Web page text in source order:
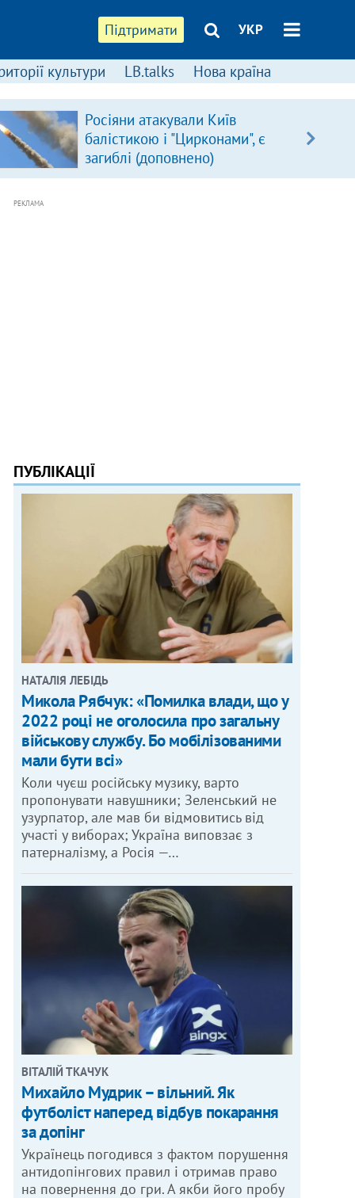
Підтримати УКР
культури LB.talks Нова країна
Росіяни атакували Київ
балістикою і "Цирконами", є
загиблі (доповнено)
РЕКЛАМА
ПУБЛІКАЦІЇ
НАТАЛІЯ ЛЕБІДЬ
Микола Рябчук: «Помилка влади, що у
2022 році не оголосила про загальну
військову службу. Бо мобілізованими
мали бути всі»
Коли чуєш російську музику, варто
пропонувати навушники; Зеленський не
узурпатор, але мав би відмовитись від
участі у виборах; Україна виповзає з
патерналізму, а Росія —…
ВІТАЛІЙ ТКАЧУК
Михайло Мудрик – вільний. Як
футболіст наперед відбув покарання
за допінг
Українець погодився з фактом порушення
антидопінгових правил і отримав право
на повернення до гри. А якби його пробу